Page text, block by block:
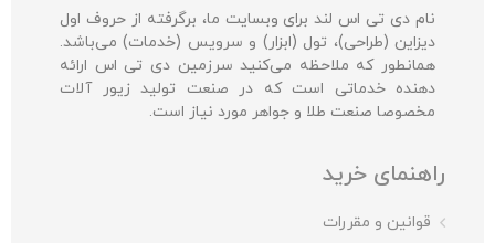
نام دی تی اس لند برای وبسایت ما، برگرفته از حروف اول
دیزاین (طراحی)، تول (ابزار) و سرویس (خدمات) می‌باشد.
همانطور که ملاحظه می‌کنید سرزمین دی تی اس ارائه
دهنده خدماتی است که در صنعت تولید زیور آلات
مخصوصا صنعت طلا و جواهر مورد نیاز است.
راهنمای خرید
قوانین و مقررات